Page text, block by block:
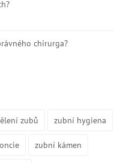
chirurga?
zubů zubní hygiena
zubní kámen